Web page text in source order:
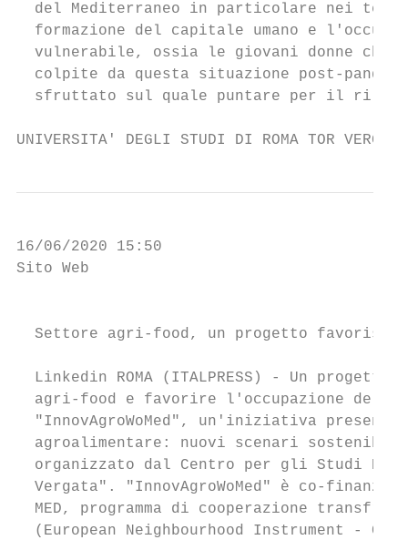
del Mediterraneo in particolare nei
formazione del capitale umano e
vulnerabile, ossia le giovani donne che
colpite da questa situazione post-
sfruttato sul quale puntare per il
UNIVERSITA' DEGLI STUDI DI ROMA TOR
16/06/2020 15:50
Sito Web
Settore agri-food, un progetto favorisce
Linkedin ROMA (ITALPRESS) - Un progetto
agri-food e favorire l'occupazione
"InnovAgroWoMed", un'iniziativa
agroalimentare: nuovi scenari
organizzato dal Centro per gli Studi
Vergata". "InnovAgroWoMed" è co-
MED, programma di cooperazione
(European Neighbourhood Instrument -